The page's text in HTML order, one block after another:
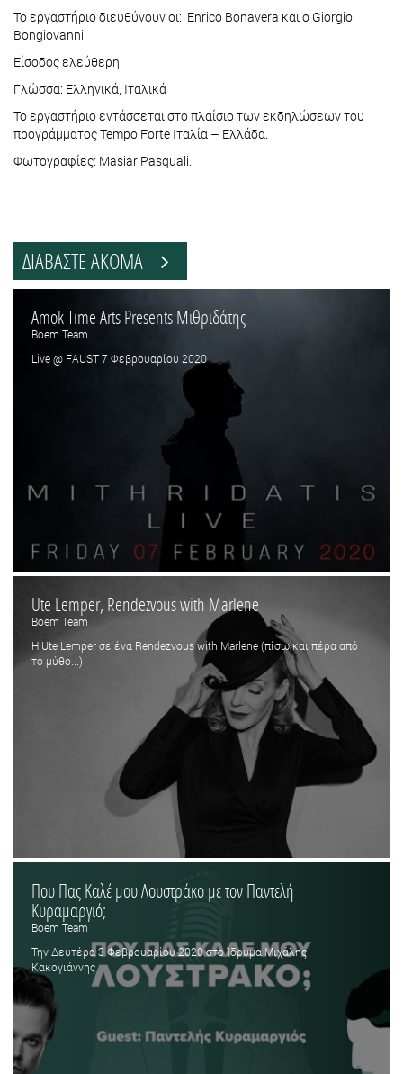
Το εργαστήριο διευθύνουν οι: Enrico Bonavera και ο Giorgio
Bongiovanni
Είσοδος ελεύθερη
Γλώσσα: Ελληνικά, Ιταλικά
Το εργαστήριο εντάσσεται στο πλαίσιο των εκδηλώσεων του
προγράμματος Tempo Forte Ιταλία – Ελλάδα.
Φωτογραφίες: Masiar Pasquali.
ΔΙΑΒΑΣΤΕ ΑΚΟΜΑ
Amok Time Arts Presents Μιθριδάτης
Boem Team
Live @ FAUST 7 Φεβρουαρίου 2020
Ute Lemper, Rendezvous with Marlene
Boem Team
Η Ute Lemper σε ένα Rendezvous with Marlene (πίσω και πέρα από
το μύθο...)
Που Πας Καλέ μου Λουστράκο με τον Παντελή
Κυραμαργιό;
Boem Team
Την Δευτέρα 3 Φεβρουαρίου 2020 στο Ίδρυμα Μιχάλης
Κακογιάννης